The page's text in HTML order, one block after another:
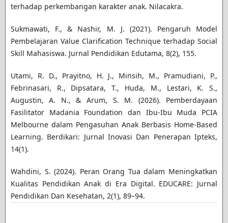
terhadap perkembangan karakter anak. Nilacakra.
Sukmawati, F., & Nashir, M. J. (2021). Pengaruh Model
Pembelajaran Value Clarification Technique terhadap Social
Skill Mahasiswa. Jurnal Pendidikan Edutama, 8(2), 155.
Utami, R. D., Prayitno, H. J., Minsih, M., Pramudiani, P.,
Febrinasari, R., Dipsatara, T., Huda, M., Lestari, K. S.,
Augustin, A. N., & Arum, S. M. (2026). Pemberdayaan
Fasilitator Madania Foundation dan Ibu-Ibu Muda PCIA
Melbourne dalam Pengasuhan Anak Berbasis Home-Based
Learning. Berdikari: Jurnal Inovasi Dan Penerapan Ipteks,
14(1).
Wahdini, S. (2024). Peran Orang Tua dalam Meningkatkan
Kualitas Pendidikan Anak di Era Digital. EDUCARE: Jurnal
Pendidikan Dan Kesehatan, 2(1), 89–94.